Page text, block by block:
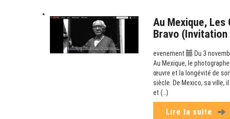
Au Mexique, Les
Bravo (Invitation
evenement
Du 3
Au Mexique, le
œuvre et la longévité de
siècle. De Mexico, sa ville,
et (…)
Lire la suite